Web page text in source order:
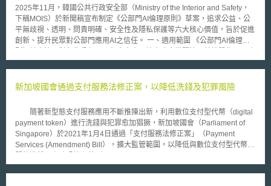
2025年11月，韓國公共行政安全部（Ministry of the Interior and Safety，
下稱MOIS）於新聞稿宣布制定《公部門AI倫理原則》草案，追求公益、公
平無歧視、透明、問責明確、安全性及隱私保護等六大核心價值，旨於促進
創新、提升民眾對公部門應用AI之信任。 一、適用範圍 《公部門AI倫理原
制力的指引。 二、檢核表分三階段漸進式管理 《公部門AI倫理原則》草案
表（Checklist），惟目前尚未公開詳細內容： （一）第一階段：基礎導入
在建立基礎的倫理合規防線。 （二）第二階段：進階應用（AI決策支援）
適用於AI提供資料分析與建議以輔助人員進行行政決策的情境。隨著影響力
提升，檢核項目擴增至74個，強化透明性與責任性的審查。 （三）第三階
段：深度融合（AI自主決策） 針對AI具備高度自主決策權的高風險情境（如
自主化服務或複雜判斷），執行最嚴密的倫理檢查，共達90個檢核項目。
以因應不斷變化的技術環境。 MOIS部長指出，未來將進一步蒐集學界意見
新加坡國會通過支付服務法修正案，以降低洗錢及犯罪風險
隨著新型態支付服務應用不斷推陳出新，利用數位支付型代幣（digital
payment token）進行洗錢與犯罪愈加猖獗，新加坡國會（Parliament of
Singapore）於2021年1月4日通過「支付服務法修正案」（Payment
Services (Amendment) Bill），擴大監管範圍，以降低與數位支付型代幣有
ML/TF）及隱匿非法資產風險。 本次修正重點包含（1）賦予新加坡金